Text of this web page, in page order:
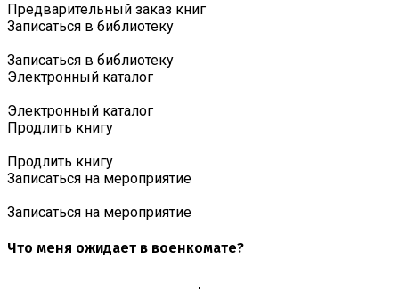
Предварительный заказ книг
Записаться в библиотеку
Записаться в библиотеку
Электронный каталог
Электронный каталог
Продлить книгу
Продлить книгу
Записаться на мероприятие
Записаться на мероприятие
Что меня ожидает в военкомате?